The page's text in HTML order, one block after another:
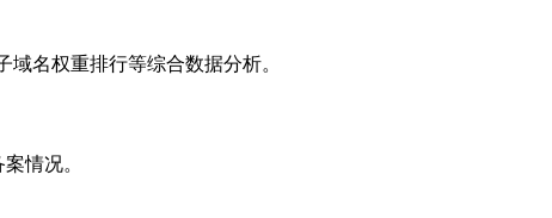
名权重排行等综合数据分析。
情况。